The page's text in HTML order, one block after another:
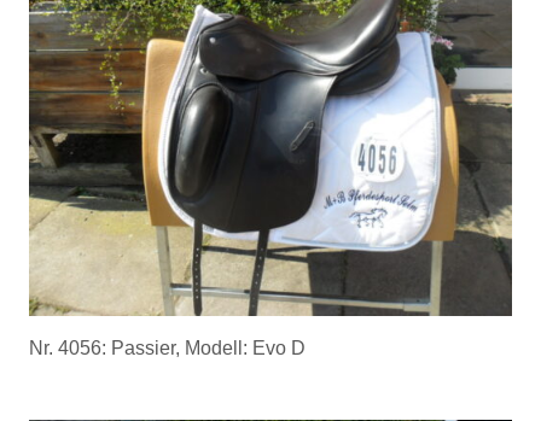
Nr. 4056: Passier, Modell: Evo D